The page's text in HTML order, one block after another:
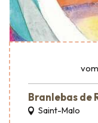
vom
Branlebas de
Saint-Malo